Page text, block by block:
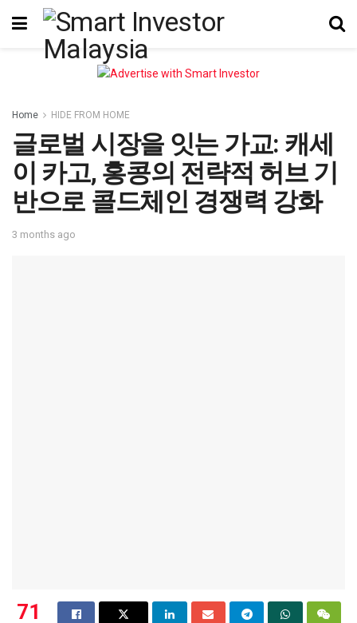
Home HIDE FROM HOME
글로벌 시장을 잇는 가교: 캐세
이 카고, 홍콩의 전략적 허브 기
반으로 콜드체인 경쟁력 강화
3 months ago
71